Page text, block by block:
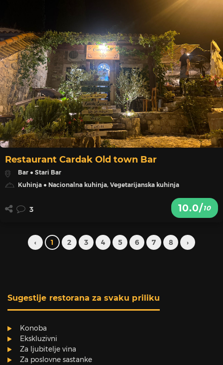
Restaurant Cardak Old town Bar
Bar ● Stari Bar
Kuhinja ● Nacionalna kuhinja, Vegetarijanska kuhinja
10.0/10
3
‹ 1 2 3 4 5 6 7 8 ›
Sugestije restorana za svaku priliku
Konoba
Ekskluzivni
Za ljubitelje vina
Za poslovne sastanke